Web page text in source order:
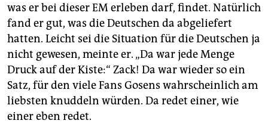
was er bei dieser EM erleben darf, findet. Natürlich
fand er gut, was die Deutschen da abgeliefert
hatten. Leicht sei die Situation für die Deutschen ja
nicht gewesen, meinte er. „Da war jede Menge
Druck auf der Kiste:“ Zack! Da war wieder so ein
Satz, für den viele Fans Gosens wahrscheinlich am
liebsten knuddeln würden. Da redet einer, wie
einer eben redet.